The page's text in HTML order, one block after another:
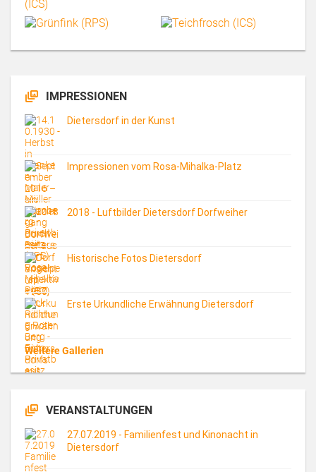
IMPRESSIONEN
Dietersdorf in der Kunst
Impressionen vom Rosa-Mihalka-Platz
2018 - Luftbilder Dietersdorf Dorfweiher
Historische Fotos Dietersdorf
Erste Urkundliche Erwähnung Dietersdorf
Weitere Gallerien
VERANSTALTUNGEN
27.07.2019 - Familienfest und Kinonacht in
Dietersdorf